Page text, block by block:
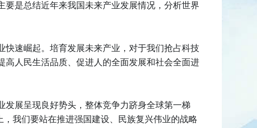
是总结近年来我国未来产业发展情况，分析世界
速崛起。培育发展未来产业，对于我们抢占科技
人民生活品质、促进人的全面发展和社会全面进
展呈现良好势头，整体竞争力跻身全球第一梯
我们要站在推进强国建设、民族复兴伟业的战略